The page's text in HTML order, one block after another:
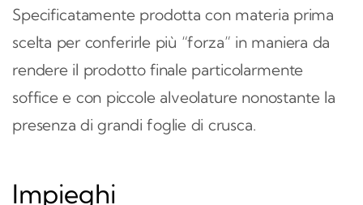
Specificatamente prodotta con materia prima
scelta per conferirle più “forza” in maniera da
rendere il prodotto finale particolarmente
soffice e con piccole alveolature nonostante la
presenza di grandi foglie di crusca.
Impieghi